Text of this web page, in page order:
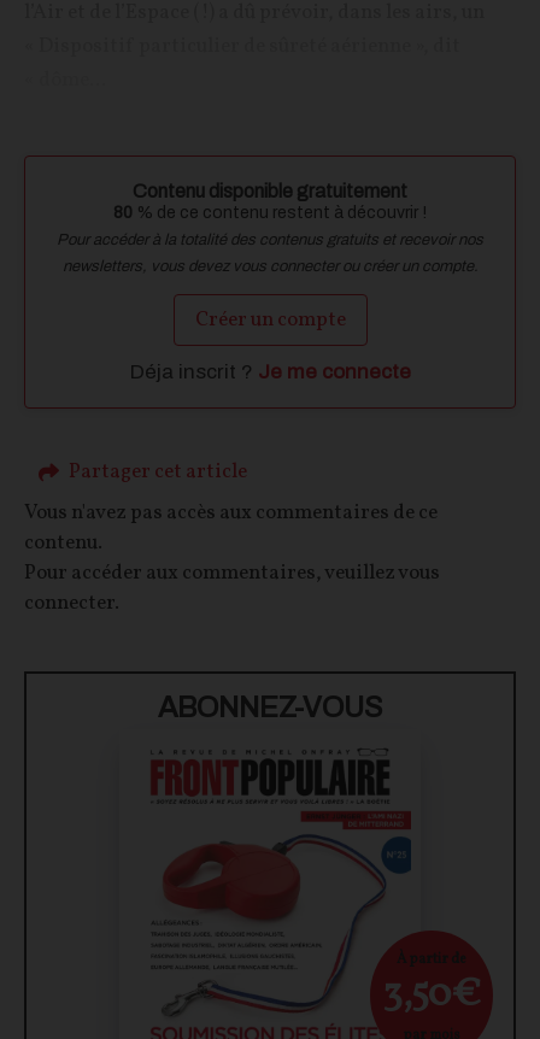
Contenu disponible gratuitement
80 % de ce contenu restent à découvrir !
Pour accéder à la totalité des contenus gratuits et recevoir nos
newsletters, vous devez vous connecter ou créer un compte.
Créer un compte
Déja inscrit ? Je me connecte
Partager cet article
Vous n'avez pas accès aux commentaires de ce
contenu.
Pour accéder aux commentaires, veuillez vous
connecter.
ABONNEZ-VOUS
À partir de
3,50€